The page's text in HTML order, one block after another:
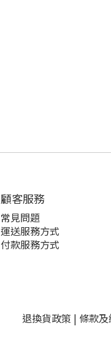
顧客服務
常見問題
運送服務方式
付款服務方式
退換貨政策 | 條款